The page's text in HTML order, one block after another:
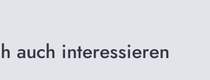
auch interessieren